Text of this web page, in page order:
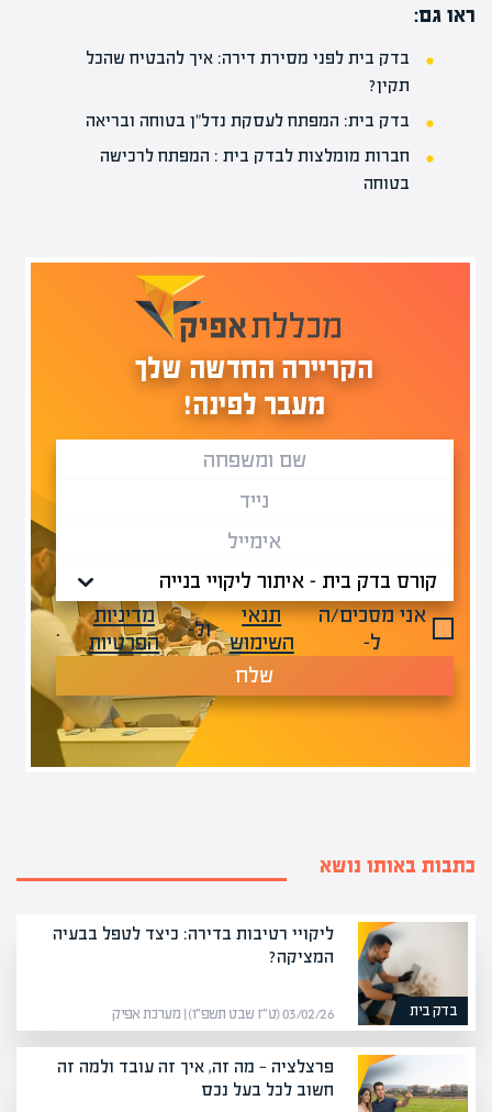
ראו גם:
בדק בית לפני מסירת דירה: איך להבטיח שהכל
תקין?
בדק בית: המפתח לעסקת נדל"ן בטוחה ובריאה
חברות מומלצות לבדק בית : המפתח לרכישה
בטוחה
הקריירה החדשה שלך
מעבר לפינה!
אני מסכים/ה
ל-
תנאי
השימוש
ול-
מדיניות
הפרטיות
.
שלח
כתבות באותו נושא
בדק בית
ליקויי רטיבות בדירה: כיצד לטפל בבעיה
המציקה?
03/02/26 (ט״ז שבט תשפ״ו) | מערכת אפיק
פרצלציה — מה זה, איך זה עובד ולמה זה
חשוב לכל בעל נכס